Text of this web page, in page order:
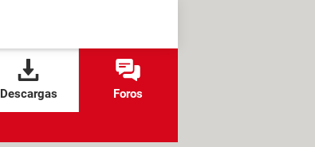
Descargas Foros